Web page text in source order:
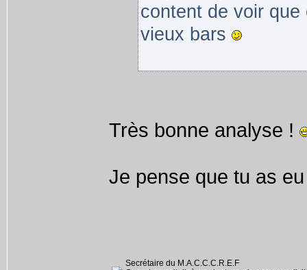
content de voir
vieux bars
Très bonne analyse !
Je pense que tu as
Secrétaire du M.A.C.C.C.R.E.F